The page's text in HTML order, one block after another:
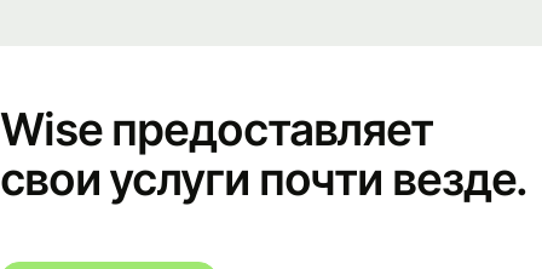
Wise предоставляет
свои услуги почти везде.